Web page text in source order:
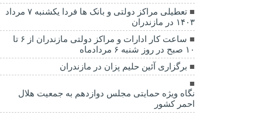
تعطیلی مراکز دولتی و بانک ها فردا یکشنبه ۷ مرداد
۱۴۰۳ در مازندران
ساعت کار ادارات و مراکز دولتی مازندران از ۶ تا
۱۰ صبح در روز شنبه ۶ مردادماه
برگزاری آئین حلیم پزان در مازندران
نگاه ویژه حمایتی مجلس دوازدهم به جمعیت هلال
احمر کشور